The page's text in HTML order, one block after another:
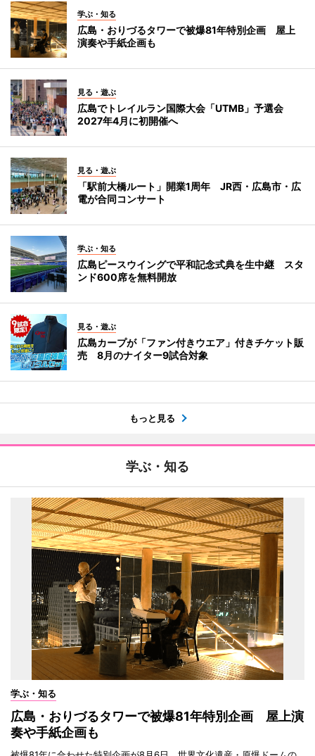
学ぶ・知る
広島・おりづるタワーで被爆81年特別企画 屋上
演奏や手紙企画も
見る・遊ぶ
広島でトレイルラン国際大会「UTMB」予選会
2027年4月に初開催へ
見る・遊ぶ
「駅前大橋ルート」開業1周年 JR西・広島市・広
電が合同コンサート
学ぶ・知る
広島ピースウイングで平和記念式典を生中継 スタ
ンド600席を無料開放
見る・遊ぶ
広島カープが「ファン付きウエア」付きチケット販
売 8月のナイター9試合対象
もっと見る
学ぶ・知る
学ぶ・知る
広島・おりづるタワーで被爆81年特別企画 屋上演
奏や手紙企画も